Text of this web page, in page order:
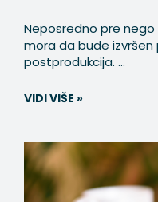
Neposredno pre
mora da bude
postprodukcija. ...
VIDI VIŠE »